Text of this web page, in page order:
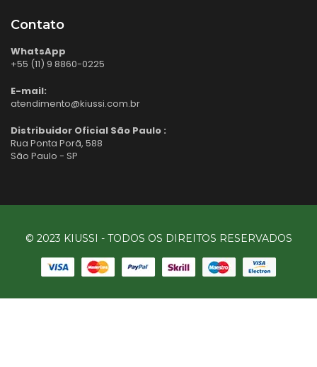
Contato
WhatsApp
+55 (11) 9 8860-0225
E-mail:
atendimento@kiussi.com.br
Distribuidor Oficial São Paulo :
Rua Ponta Porã, 588
São Paulo - SP
© 2023 KIUSSI - TODOS OS DIREITOS RESERVADOS